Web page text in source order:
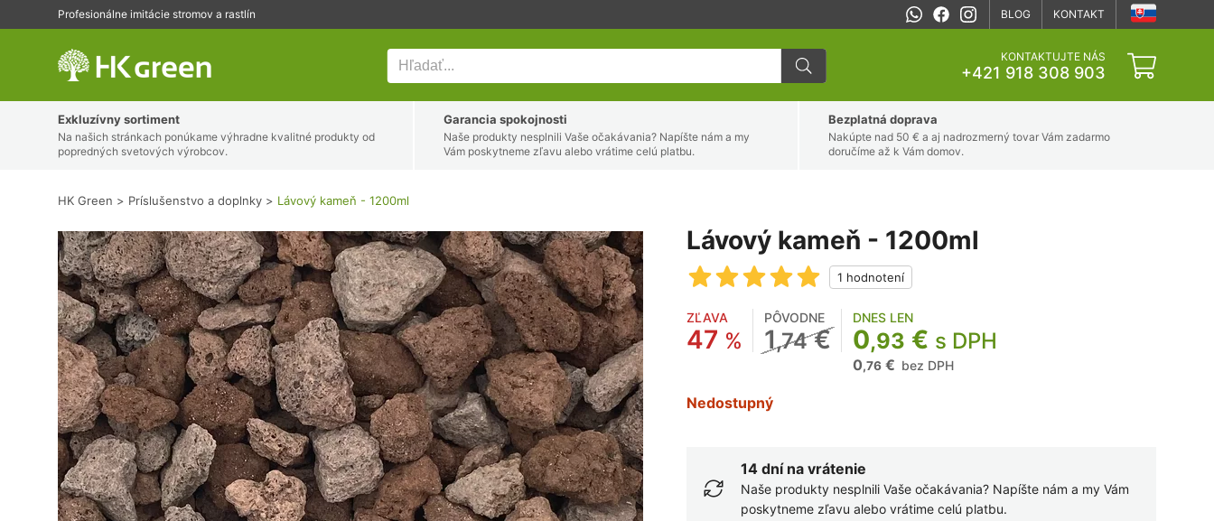
Profesionálne imitácie stromov a rastlín BLOG
KONTAKT
KONTAKTUJTE NÁS
+421 918 308 903
HK Green Príslušenstvo a doplnky Lávový kameň - 1200ml
Exkluzívny sortiment
Na našich stránkach ponúkame výhradne kvalitné produkty od
popredných svetových výrobcov.
Garancia spokojnosti
Naše produkty nesplnili Vaše očakávania? Napíšte nám a my
Vám poskytneme zľavu alebo vrátime celú platbu.
Bezplatná doprava
Nakúpte nad 50 € a aj nadrozmerný tovar Vám zadarmo
doručíme až k Vám domov.
Lávový kameň - 1200ml
ZĽAVA
47 %
PÔVODNE
1,74€
DNES LEN
0,93 € s DPH
0,76 € bez DPH
Nedostupný
14 dní na vrátenie
Naše produkty nesplnili Vaše očakávania? Napíšte nám a my Vám
poskytneme zľavu alebo vrátime celú platbu.